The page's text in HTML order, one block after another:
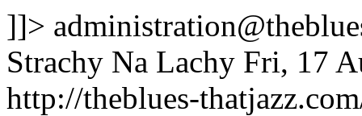
]]>
Strachy Na Lachy Fri, 17
http://theblues-